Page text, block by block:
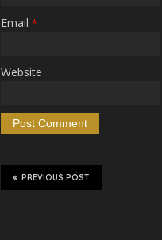
Email *
Website
PREVIOUS POST